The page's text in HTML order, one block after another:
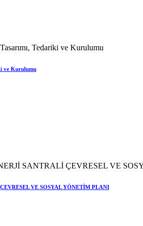
ve Kurulumu
VE SOSYAL YÖNETİM PLANI